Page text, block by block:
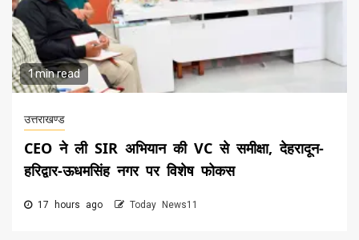
1 min read
उत्तराखण्ड
CEO ने ली SIR अभियान की VC से समीक्षा, देहरादून-
हरिद्वार-ऊधमसिंह नगर पर विशेष फोकस
17 hours ago Today News11